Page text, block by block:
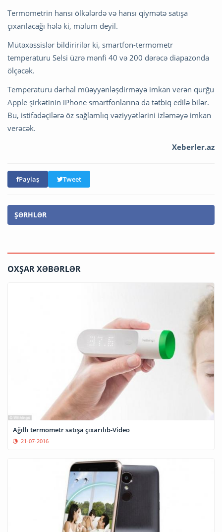
Termometrin hansı ölkələrdə və hansı qiymətə satışa
çıxarılacağı hələ ki, məlum deyil.
Mütəxəssislər bildiririlər ki, smartfon-termometr
temperaturu Selsi üzrə mənfi 40 və 200 dərəcə diapazonda
ölçəcək.
Temperaturu dərhal müəyyənləşdirməyə imkan verən qurğu
Apple şirkətinin iPhone smartfonlarına da tətbiq edilə bilər.
Bu, istifadəçilərə öz sağlamlıq vəziyyətlərini izləməyə imkan
verəcək.
Xeberler.az
Paylaş Tweet
ŞƏRHLƏR
OXŞAR XƏBƏRLƏR
Ağıllı termometr satışa çıxarılıb-Video
21-07-2016